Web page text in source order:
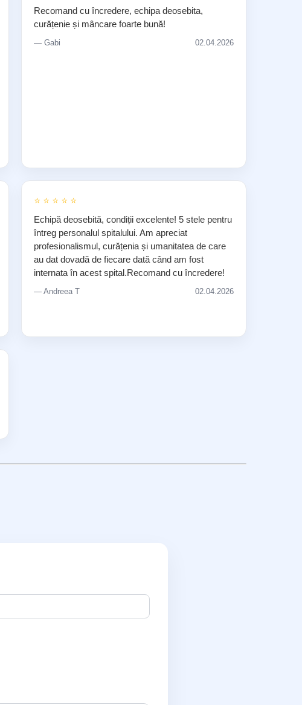
Recomand cu încredere, echipa deosebita,
curățenie și mâncare foarte bună!
— Gabi 02.04.2026
⭐ ⭐ ⭐ ⭐ ⭐
Echipă deosebită, condiții excelente! 5 stele pentru
întreg personalul spitalului. Am apreciat
profesionalismul, curățenia și umanitatea de care
au dat dovadă de fiecare dată când am fost
internata în acest spital.Recomand cu încredere!
— Andreea T 02.04.2026